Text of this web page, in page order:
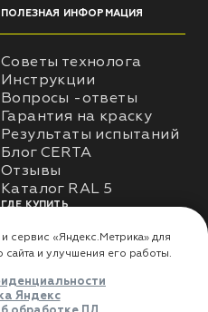
ПОЛЕЗНАЯ ИНФОРМАЦИЯ
Советы технолога
Инструкции
Вопросы -ответы
Гарантия на краску
Результаты испытаний
Блог CERTA
Отзывы
Каталог RAL 5
ГДЕ КУПИТЬ
Доставка
Где купить